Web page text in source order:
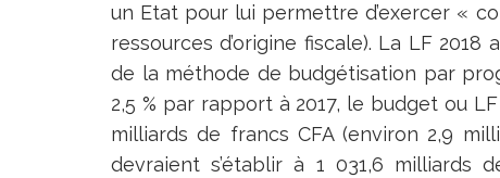
un Etat pour lui permettre d’exercer «
ressources d’origine fiscale). La LF
de la méthode de budgétisation par
2,5 % par rapport à 2017, le budget ou
milliards de francs CFA (environ 2,9
devraient s’établir à 1 031,6 milliards